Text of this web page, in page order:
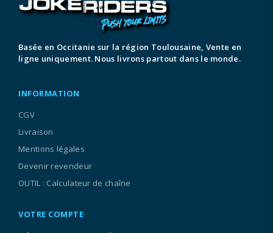
Basée en Occitanie sur la région Toulousaine, Vente en
ligne uniquement. Nous livrons partout dans le monde.
INFORMATION
CGV
Livraison
Mentions légales
Devenir revendeur
OUTIL : Calculateur de chaîne
VOTRE COMPTE